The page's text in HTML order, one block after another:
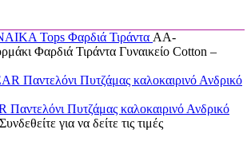
Tops Φαρδιά Τιράντα AA-
Φαρδιά Τιράντα Γυναικείο Cotton –
Πυτζάμας καλοκαιρινό Ανδρικό
Συνδεθείτε για να δείτε τις τιμές